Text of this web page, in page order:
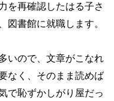
を再確認したはる子さ
図書館に就職します。
いので、文章がこなれ
なく、そのまま読めば
で恥ずかしがり屋だっ